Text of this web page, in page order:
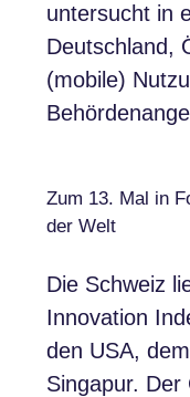
untersucht in
Deutschland,
(mobile)
Zum 13. Mal in
der Welt
Die Schweiz
Innovation
den USA,
Singapur.